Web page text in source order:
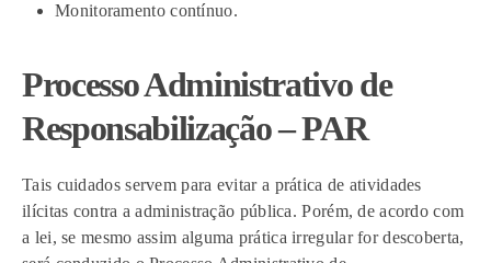
Monitoramento contínuo.
Processo Administrativo de
Responsabilização – PAR
Tais cuidados servem para evitar a prática de atividades
ilícitas contra a administração pública. Porém, de acordo com
a lei, se mesmo assim alguma prática irregular for descoberta,